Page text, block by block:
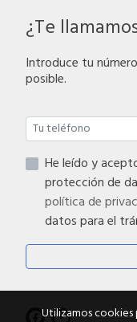
¿Te
Introduce tu
posible.
He leído y acepto la información básica
política de
datos para el
Utilizamos